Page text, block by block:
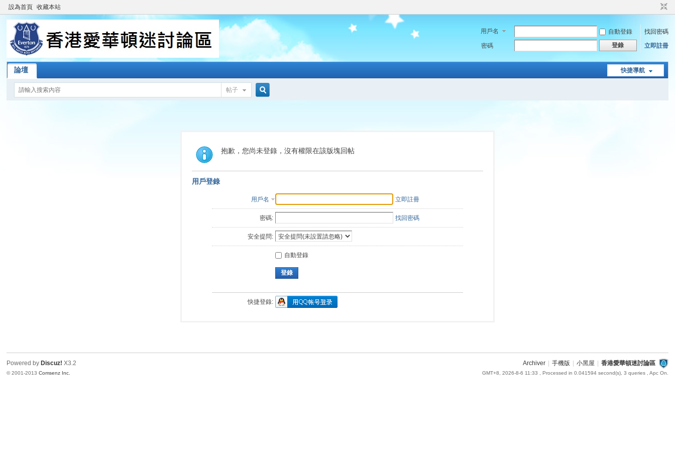
設為首頁 收藏本站
用戶名 自動登錄
找回密碼
密碼
登錄 立即註冊
快捷導航
論壇
帖子
索
抱歉，您尚未登錄，沒有權限在該版塊回帖
用戶登錄
用戶名 立即註冊
密碼: 找回密碼
安全提問:
自動登錄
登錄
快捷登錄:
Archiver 手機版 小黑屋 香港愛華頓迷討論區
GMT+8, 2026-8-6 11:33 , Processed in 0.041594 second(s), 3 queries , Apc On.
Powered by Discuz! X3.2
© 2001-2013Comsenz Inc.